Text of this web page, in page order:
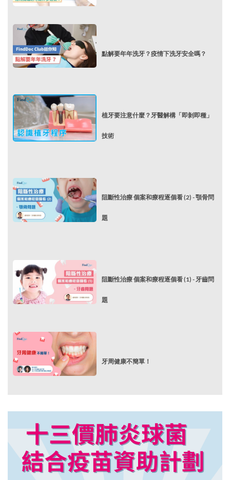
點解要年年洗牙？疫情下洗牙安全嗎？
植牙要注意什麼？牙醫解構「即剝即種」
技術
阻斷性治療 個案和療程逐個看 (2) - 顎骨問
題
阻斷性治療 個案和療程逐個看 (1) - 牙齒問
題
牙周健康不簡單！